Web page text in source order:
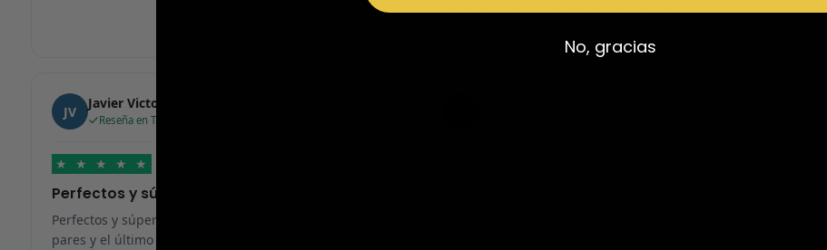
JV Javier Victorio
Reseña en Trustpilot
★ ★ ★ ★ ★
Perfectos y súper serios y atentos
Perfectos y súper serios y atentos. He comprado 5
pares y el último que acaba de llegar, unas Uptempo
No, gracias